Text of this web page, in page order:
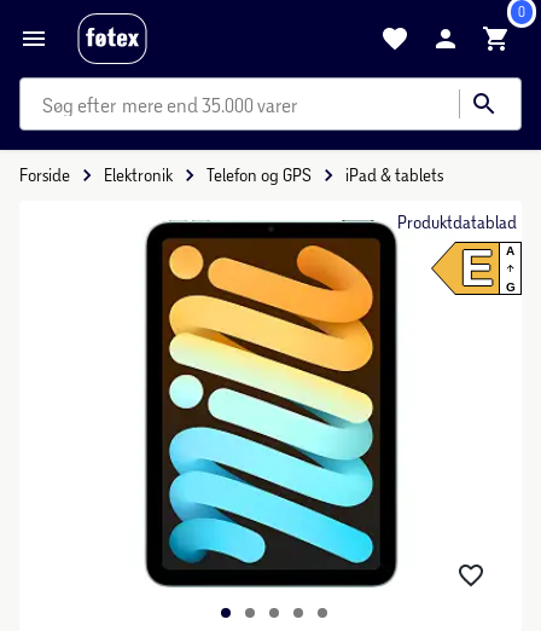
0
mere end 35.000 varer
Forside Elektronik Telefon og GPS iPad & tablets
Produktdatablad
E A
G